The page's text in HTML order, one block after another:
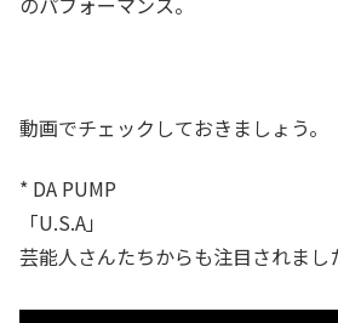
動画でチェックしておきましょう。
* DA PUMP
「U.S.A」
芸能人さんたちからも注目されまし